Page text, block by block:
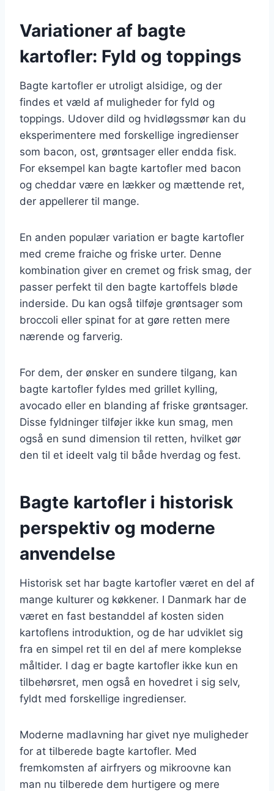
Variationer af bagte
kartofler: Fyld og toppings
Bagte kartofler er utroligt alsidige, og der
findes et væld af muligheder for fyld og
toppings. Udover dild og hvidløgssmør kan du
eksperimentere med forskellige ingredienser
som bacon, ost, grøntsager eller endda fisk.
For eksempel kan bagte kartofler med bacon
og cheddar være en lækker og mættende ret,
der appellerer til mange.
En anden populær variation er bagte kartofler
med creme fraiche og friske urter. Denne
kombination giver en cremet og frisk smag, der
passer perfekt til den bagte kartoffels bløde
inderside. Du kan også tilføje grøntsager som
broccoli eller spinat for at gøre retten mere
nærende og farverig.
For dem, der ønsker en sundere tilgang, kan
bagte kartofler fyldes med grillet kylling,
avocado eller en blanding af friske grøntsager.
Disse fyldninger tilføjer ikke kun smag, men
også en sund dimension til retten, hvilket gør
den til et ideelt valg til både hverdag og fest.
Bagte kartofler i historisk
perspektiv og moderne
anvendelse
Historisk set har bagte kartofler været en del af
mange kulturer og køkkener. I Danmark har de
været en fast bestanddel af kosten siden
kartoflens introduktion, og de har udviklet sig
fra en simpel ret til en del af mere komplekse
måltider. I dag er bagte kartofler ikke kun en
tilbehørsret, men også en hovedret i sig selv,
fyldt med forskellige ingredienser.
Moderne madlavning har givet nye muligheder
for at tilberede bagte kartofler. Med
fremkomsten af airfryers og mikroovne kan
man nu tilberede dem hurtigere og mere